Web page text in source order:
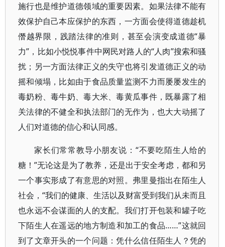
施行也是维护道德领域的重要因素。如果法律不能有
效保护自己本应保护的东西，一方面会使得道德趁机
僭越界限，践踏法律的准则，甚至会演变成道德“暴
力”，比如小悦悦事件中网民对路人的“人肉”搜索和骚
扰；另一方面法律正义的失守也将引发道德正义的动
摇和倾塌，比如由于食品质量监测不力而屡屡发生的
毒奶粉、毒牛奶、毒大米、毒黄瓜事件，既暴露了相
关法律的不健全和执法部门的无作为，也大大动摇了
人们对道德的信心和认同感。
家长们常常教导小朋友说：“不要吃陌生人给的
糖！”无论这是为了教养，还是出于安全考虑，都和另
一个事实形成了有意思的对照。弗里曼指出在陌生人
社会，“我们的健康、生活以及财富受到我们从未而且
也永远不会谋面的人的支配。我们打开包装和罐子吃
下陌生人在遥远的地方制造和加工的食品……”这就回
到了文章开头的一个问题：凭什么信任陌生人？凭的